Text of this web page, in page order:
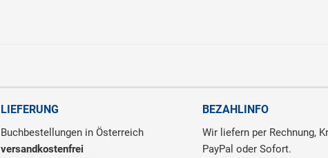
LIEFERUNG
Buchbestellungen in Österreich
versandkostenfrei
BEZAHLINFO
Wir liefern per Rechnung,
PayPal oder Sofort.